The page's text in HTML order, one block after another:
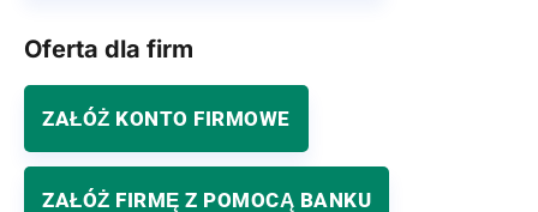
Oferta dla firm
ZAŁÓŻ KONTO FIRMOWE
ZAŁÓŻ FIRMĘ Z POMOCĄ BANKU